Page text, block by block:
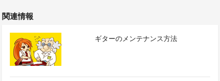
関連情報
ギターのメンテナンス方法